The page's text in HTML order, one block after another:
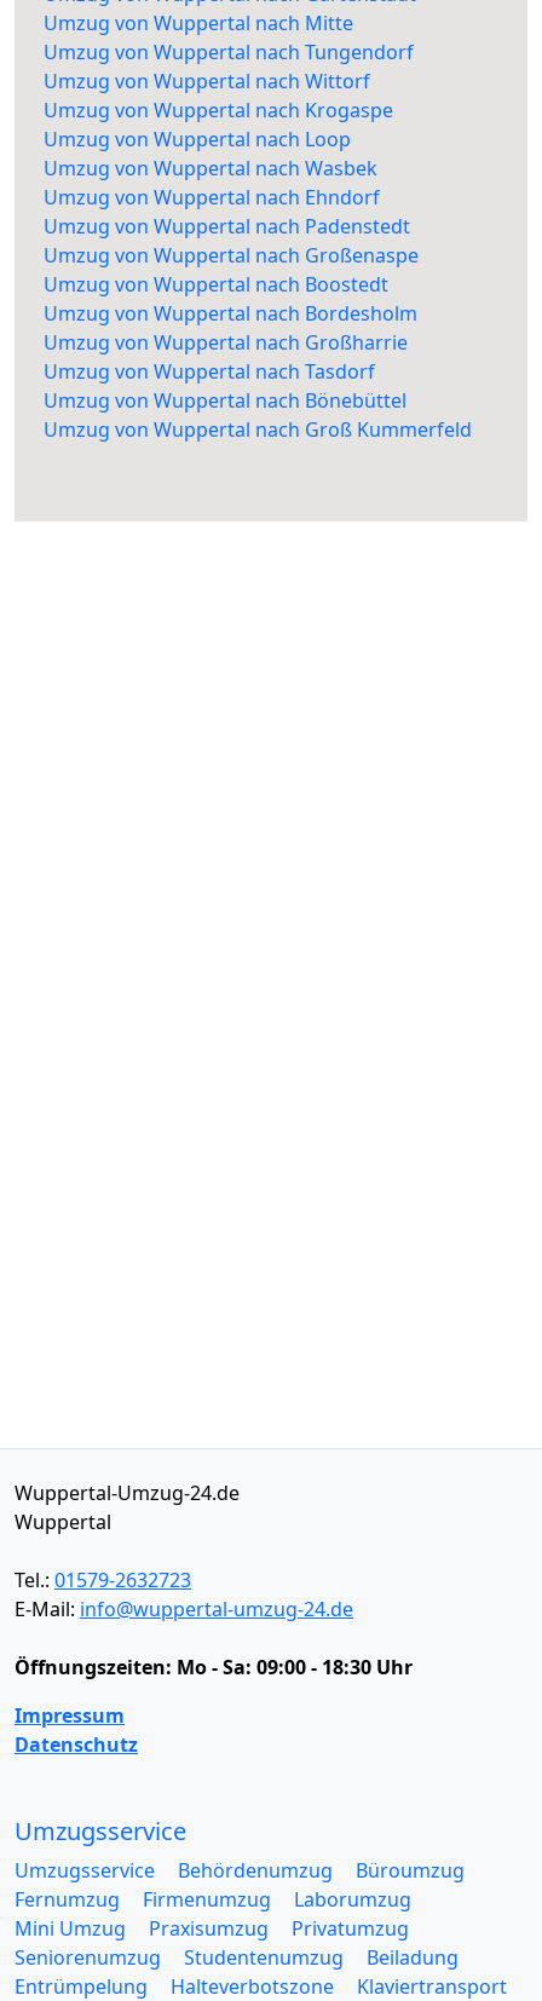
Umzug von Wuppertal nach Mitte
Umzug von Wuppertal nach Tungendorf
Umzug von Wuppertal nach Wittorf
Umzug von Wuppertal nach Krogaspe
Umzug von Wuppertal nach Loop
Umzug von Wuppertal nach Wasbek
Umzug von Wuppertal nach Ehndorf
Umzug von Wuppertal nach Padenstedt
Umzug von Wuppertal nach Großenaspe
Umzug von Wuppertal nach Boostedt
Umzug von Wuppertal nach Bordesholm
Umzug von Wuppertal nach Großharrie
Umzug von Wuppertal nach Tasdorf
Umzug von Wuppertal nach Bönebüttel
Umzug von Wuppertal nach Groß Kummerfeld
Wuppertal-Umzug-24.de
Wuppertal
Tel.: 01579-2632723
E-Mail: info@wuppertal-umzug-24.de
Öffnungszeiten: Mo - Sa: 09:00 - 18:30 Uhr
Impressum
Datenschutz
Umzugsservice
Umzugsservice Behördenumzug
Büroumzug
Fernumzug
Firmenumzug
Laborumzug
Mini Umzug
Praxisumzug
Privatumzug
Seniorenumzug
Studentenumzug
Beiladung
Entrümpelung
Halteverbotszone
Klaviertransport